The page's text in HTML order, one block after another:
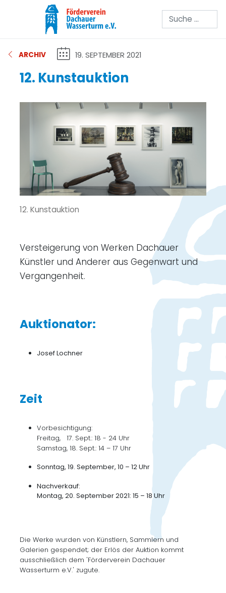
Suchen
ARCHIV 19. SEPTEMBER 2021
12. Kunstauktion
12. Kunstauktion
Versteigerung von Werken Dachauer
Künstler und Anderer aus Gegenwart und
Vergangenheit.
Auktionator:
Josef Lochner
Zeit
Vorbesichtigung:
Freitag, 17. Sept.: 18 - 24 Uhr
Samstag, 18. Sept.: 14 – 17 Uhr
Sonntag, 19. September, 10 – 12 Uhr
Nachverkauf:
Montag, 20. September 2021: 15 – 18 Uhr
Die Werke wurden von Künstlern, Sammlern und
Galerien gespendet; der Erlös der Auktion kommt
ausschließlich dem 'Förderverein Dachauer
Wasserturm e.V.' zugute.